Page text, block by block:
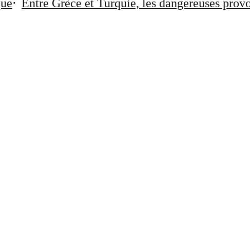
Entre Grèce et Turquie, les dangereuses